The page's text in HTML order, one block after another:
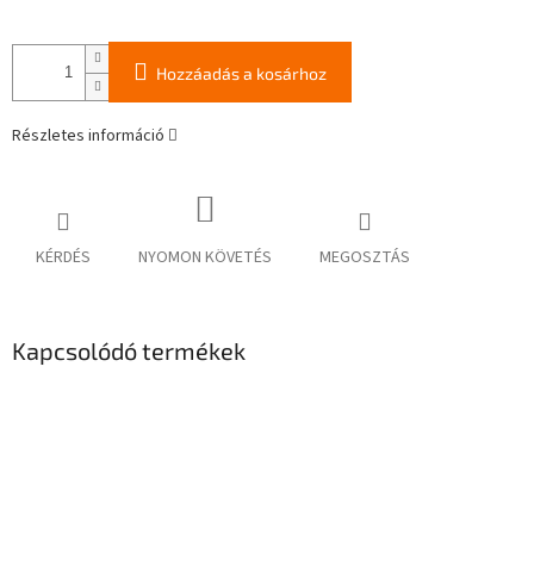
Hozzáadás a kosárhoz
Részletes információ
KÉRDÉS NYOMON KÖVETÉS MEGOSZTÁS
Kapcsolódó termékek